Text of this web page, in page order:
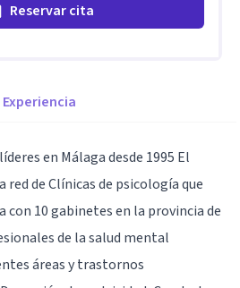
Reservar cita
Experiencia
en Málaga desde 1995 El
red de Clínicas de psicología que
con 10 gabinetes en la provincia de
de la salud mental
áreas y trastornos